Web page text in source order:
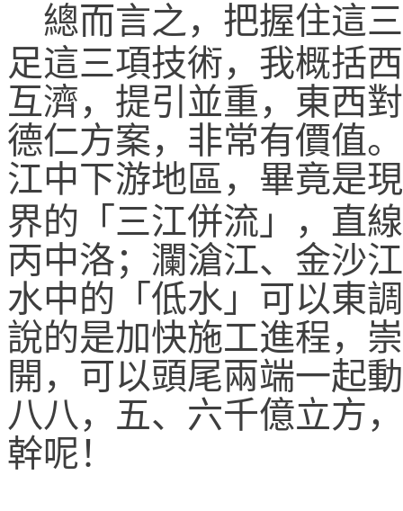
總而言之，把握住這
足這三項技術，我概括
互濟，提引並重，東西
德仁方案，非常有價值
江中下游地區，畢竟是
界的「三江併流」，直
丙中洛；瀾滄江、金沙
水中的「低水」可以東
說的是加快施工進程，
開，可以頭尾兩端一起
八八，五、六千億立方
幹呢！